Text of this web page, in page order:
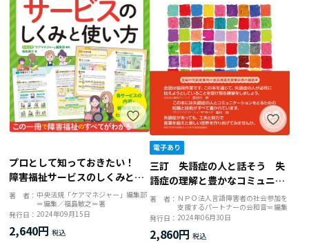
プロとして知っておきたい！
障害福祉サービスのしくみと使
い方
著 者： 中央法規「ケアマネジャー」編集部
＝編集／福島敏之＝著
発行日：2024年09月15日
2,640円
三訂 失語症の人と話そう 失
語症の理解と豊かなコミュニケ
ーションのために
著 者： ＮＰＯ法人言語障害者の社会参加を
支援するパートナーの会和音＝編集
発行日： 2024年06月30日
2,860円